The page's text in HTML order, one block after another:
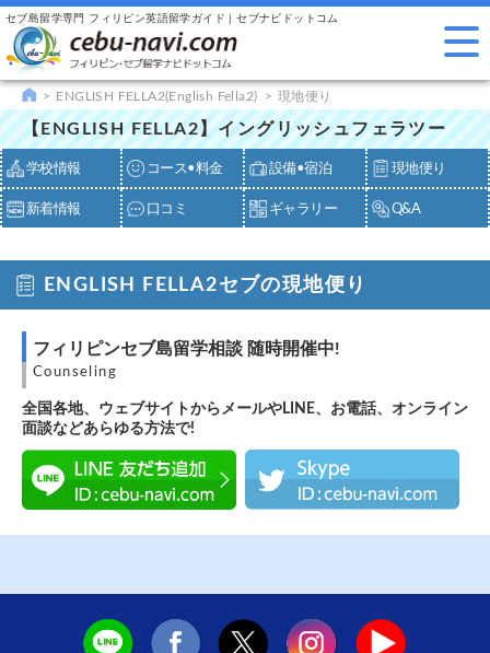
セブ島留学専門 フィリピン英語留学ガイド | セブナビドットコム
ENGLISH FELLA2(English Fella2) 現地便り
【ENGLISH FELLA2】イングリッシュフェラツー
学校情報 コース•料金 設備•宿泊 現地便り
新着情報 口コミ ギャラリー Q&A
ENGLISH FELLA2セブの現地便り
フィリピンセブ島留学相談 随時開催中!
Counseling
全国各地、ウェブサイトからメールやLINE、お電話、オンライン
面談などあらゆる方法で!